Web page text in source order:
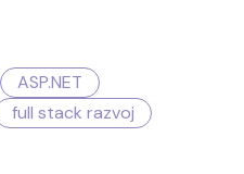
ASP.NET
full stack razvoj